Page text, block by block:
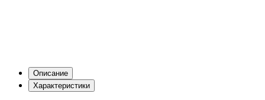
Описание
Характеристики